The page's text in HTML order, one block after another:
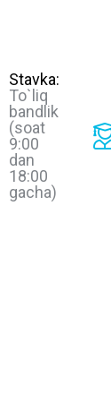
Stavka:
To`liq
bandlik
(soat
9:00
dan
18:00
gacha)